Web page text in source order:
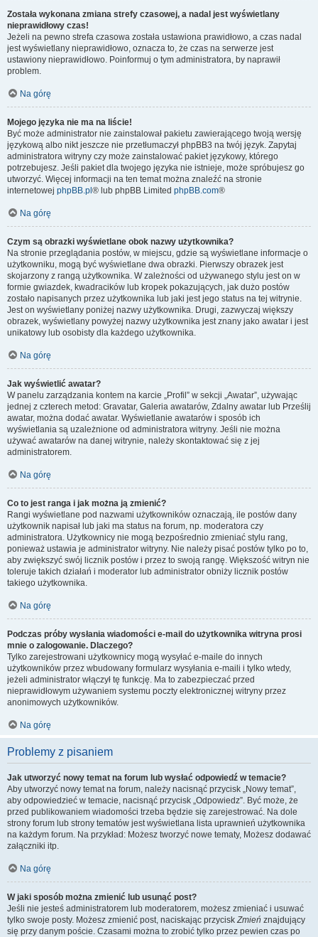
Została wykonana zmiana strefy czasowej, a nadal jest wyświetlany
nieprawidłowy czas!
Jeżeli na pewno strefa czasowa została ustawiona prawidłowo, a czas nadal
jest wyświetlany nieprawidłowo, oznacza to, że czas na serwerze jest
ustawiony nieprawidłowo. Poinformuj o tym administratora, by naprawił
problem.
Na górę
Mojego języka nie ma na liście!
Być może administrator nie zainstalował pakietu zawierającego twoją wersję
językową albo nikt jeszcze nie przetłumaczył phpBB3 na twój język. Zapytaj
administratora witryny czy może zainstalować pakiet językowy, którego
potrzebujesz. Jeśli pakiet dla twojego języka nie istnieje, może spróbujesz go
utworzyć. Więcej informacji na ten temat można znaleźć na stronie
internetowej phpBB.pl ® lub phpBB Limited phpBB.com®
Na górę
Czym są obrazki wyświetlane obok nazwy użytkownika?
Na stronie przeglądania postów, w miejscu, gdzie są wyświetlane informacje o
użytkowniku, mogą być wyświetlane dwa obrazki. Pierwszy obrazek jest
skojarzony z rangą użytkownika. W zależności od używanego stylu jest on w
formie gwiazdek, kwadracików lub kropek pokazujących, jak dużo postów
zostało napisanych przez użytkownika lub jaki jest jego status na tej witrynie.
Jest on wyświetlany poniżej nazwy użytkownika. Drugi, zazwyczaj większy
obrazek, wyświetlany powyżej nazwy użytkownika jest znany jako awatar i jest
unikatowy lub osobisty dla każdego użytkownika.
Na górę
Jak wyświetlić awatar?
W panelu zarządzania kontem na karcie „Profil” w sekcji „Awatar”, używając
jednej z czterech metod: Gravatar, Galeria awatarów, Zdalny awatar lub Prześlij
awatar, można dodać awatar. Wyświetlanie awatarów i sposób ich
wyświetlania są uzależnione od administratora witryny. Jeśli nie można
używać awatarów na danej witrynie, należy skontaktować się z jej
administratorem.
Na górę
Co to jest ranga i jak można ją zmienić?
Rangi wyświetlane pod nazwami użytkowników oznaczają, ile postów dany
użytkownik napisał lub jaki ma status na forum, np. moderatora czy
administratora. Użytkownicy nie mogą bezpośrednio zmieniać stylu rang,
ponieważ ustawia je administrator witryny. Nie należy pisać postów tylko po to,
aby zwiększyć swój licznik postów i przez to swoją rangę. Większość witryn nie
toleruje takich działań i moderator lub administrator obniży licznik postów
takiego użytkownika.
Na górę
Podczas próby wysłania wiadomości e-mail do użytkownika witryna prosi
mnie o zalogowanie. Dlaczego?
Tylko zarejestrowani użytkownicy mogą wysyłać e-maile do innych
użytkowników przez wbudowany formularz wysyłania e-maili i tylko wtedy,
jeżeli administrator włączył tę funkcję. Ma to zabezpieczać przed
nieprawidłowym używaniem systemu poczty elektronicznej witryny przez
anonimowych użytkowników.
Na górę
Problemy z pisaniem
Jak utworzyć nowy temat na forum lub wysłać odpowiedź w temacie?
Aby utworzyć nowy temat na forum, należy nacisnąć przycisk „Nowy temat”,
aby odpowiedzieć w temacie, nacisnąć przycisk „Odpowiedz”. Być może, że
przed publikowaniem wiadomości trzeba będzie się zarejestrować. Na dole
strony forum lub strony tematów jest wyświetlana lista uprawnień użytkownika
na każdym forum. Na przykład: Możesz tworzyć nowe tematy, Możesz dodawać
załączniki itp.
Na górę
W jaki sposób można zmienić lub usunąć post?
Jeśli nie jesteś administratorem lub moderatorem, możesz zmieniać i usuwać
tylko swoje posty. Możesz zmienić post, naciskając przyciskZmień znajdujący
się przy danym poście. Czasami można to zrobić tylko przez pewien czas po